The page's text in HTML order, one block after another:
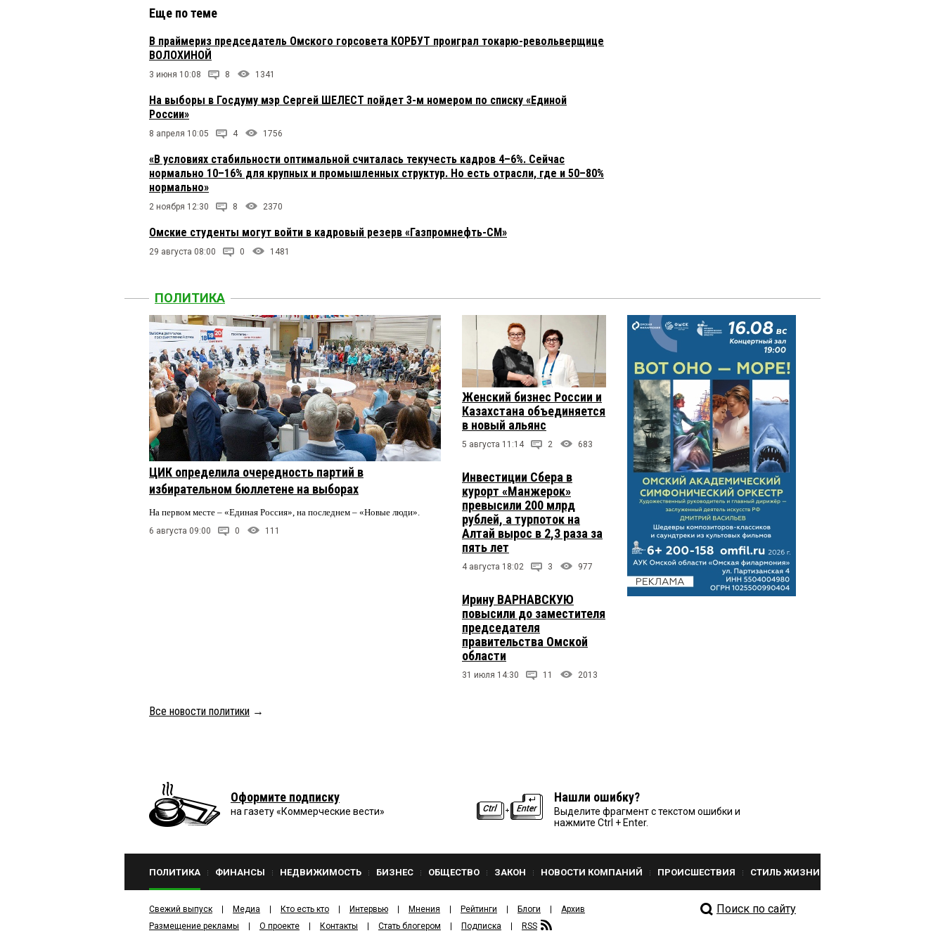
Еще по теме
В праймериз председатель Омского горсовета КОРБУТ проиграл токарю-револьверщице
ВОЛОХИНОЙ
3 июня 10:08 8 1341
На выборы в Госдуму мэр Сергей ШЕЛЕСТ пойдет 3-м номером по списку «Единой
России»
8 апреля 10:05 4 1756
«В условиях стабильности оптимальной считалась текучесть кадров 4–6%. Сейчас
нормально 10–16% для крупных и промышленных структур. Но есть отрасли, где и 50–80%
нормально»
2 ноября 12:30 8 2370
Омские студенты могут войти в кадровый резерв «Газпромнефть-СМ»
29 августа 08:00 0 1481
ПОЛИТИКА
ЦИК определила очередность партий в
избирательном бюллетене на выборах
На первом месте – «Единая Россия», на последнем – «Новые люди».
6 августа 09:00 0 111
Женский бизнес России и
Казахстана объединяется
в новый альянс
5 августа 11:14 2 683
Инвестиции Сбера в
курорт «Манжерок»
превысили 200 млрд
рублей, а турпоток на
Алтай вырос в 2,3 раза за
пять лет
4 августа 18:02 3 977
Ирину ВАРНАВСКУЮ
повысили до заместителя
председателя
правительства Омской
области
31 июля 14:30 11 2013
Все новости политики →
Оформите подписку
на газету «Коммерческие вести»
Нашли ошибку?
Выделите фрагмент с текстом ошибки и
нажмите Ctrl + Enter.
ПОЛИТИКА ФИНАНСЫ НЕДВИЖИМОСТЬ БИЗНЕС ОБЩЕСТВО ЗАКОН НОВОСТИ КОМПАНИЙ ПРОИСШЕСТВИЯ СТИЛЬ ЖИЗНИ
Свежий выпуск Медиа Кто есть кто Интервью Мнения Рейтинги Блоги
Архив
Размещение рекламы
О проекте Контакты Стать блогером Подписка RSS
Поиск по сайту